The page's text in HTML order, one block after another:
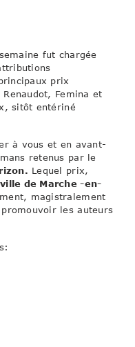
fut chargée
prix
Femina et
sitôt entériné
à vous et en avant-
retenus par le
Lequel prix,
ville de Marche -en-
magistralement
les auteurs